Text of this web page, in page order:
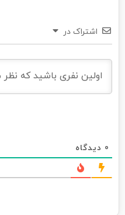
اشتراک در
0 دیدگاه